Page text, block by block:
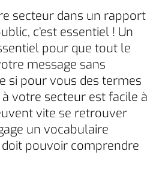
secteur dans un rapport
c’est essentiel ! Un
pour que tout le
message sans
si pour vous des termes
votre secteur est facile à
vite se retrouver
un vocabulaire
pouvoir comprendre